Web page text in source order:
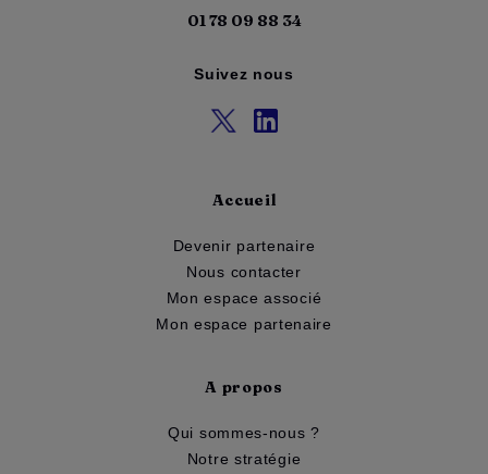
01 78 09 88 34
Suivez nous
Accueil
Devenir partenaire
Nous contacter
Mon espace associé
Mon espace partenaire
A propos
Qui sommes-nous ?
Notre stratégie